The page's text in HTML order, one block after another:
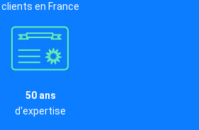
clients en France
50 ans
d'expertise